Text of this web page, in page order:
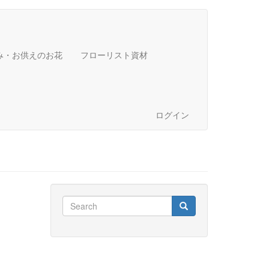
・お供えのお花 フローリスト資材
ログイン
Search
Search Search